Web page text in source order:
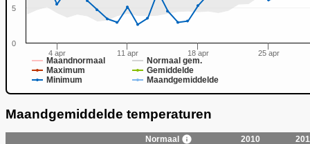
Maandnormaal
Normaal gem.
Maximum
Gemiddelde
Minimum
Maandgemiddelde
4 apr 11 apr 18 apr 25 apr
0
5
Maandgemiddelde temperaturen
Normaal 2010